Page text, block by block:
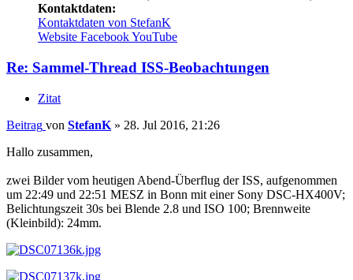
Kontaktdaten:
Kontaktdaten von StefanK
Website FacebookYouTube
Re: Sammel-Thread ISS-Beobachtungen
Zitat
Beitrag von StefanK » 28. Jul 2016, 21:26
Hallo zusammen,
zwei Bilder vom heutigen Abend-Überflug der ISS, aufgenommen
um 22:49 und 22:51 MESZ in Bonn mit einer Sony DSC-HX400V;
Belichtungszeit 30s bei Blende 2.8 und ISO 100; Brennweite
(Kleinbild): 24mm.